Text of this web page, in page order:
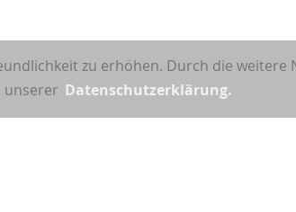
zu erhöhen. Durch die
unserer Datenschutzerklärung.